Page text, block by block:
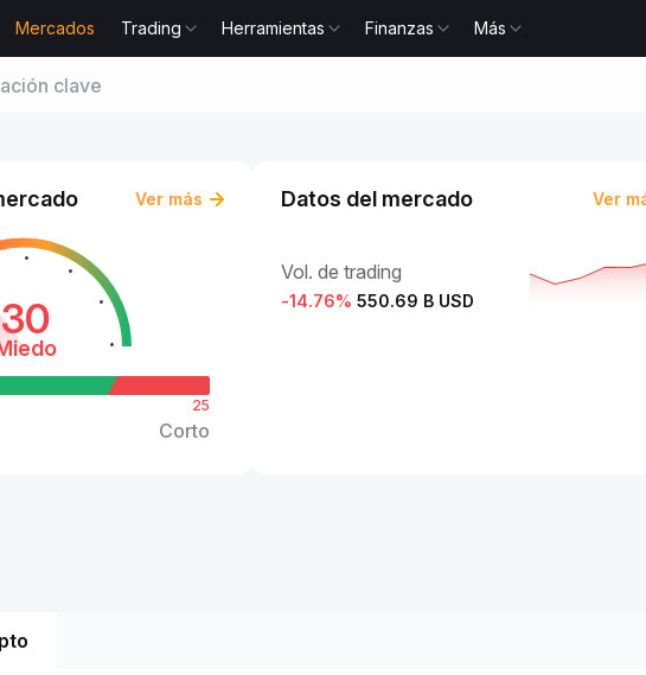
Mercados Trading Herramientas Finanzas Más
clave
Ver más
30
25
Corto
Datos del mercado Ver
Vol. de trading
-14.76% 550.69 B USD